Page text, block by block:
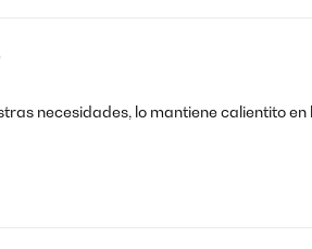
necesidades, lo mantiene calientito